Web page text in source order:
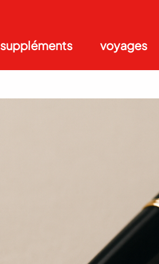
suppléments voyages